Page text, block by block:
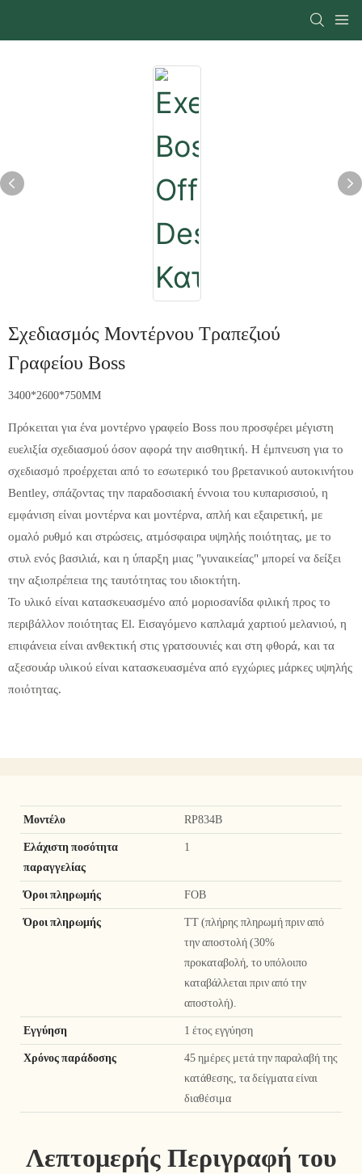
Σχεδιασμός Μοντέρνου Τραπεζιού
Γραφείου Boss
3400*2600*750MM
Πρόκειται για ένα μοντέρνο γραφείο Boss που προσφέρει μέγιστη
ευελιξία σχεδιασμού όσον αφορά την αισθητική. Η έμπνευση για το
σχεδιασμό προέρχεται από το εσωτερικό του βρετανικού αυτοκινήτου
Bentley, σπάζοντας την παραδοσιακή έννοια του κυπαρισσιού, η
εμφάνιση είναι μοντέρνα και μοντέρνα, απλή και εξαιρετική, με
ομαλό ρυθμό και στρώσεις, ατμόσφαιρα υψηλής ποιότητας, με το
στυλ ενός βασιλιά, και η ύπαρξη μιας "γυναικείας" μπορεί να δείξει
την αξιοπρέπεια της ταυτότητας του ιδιοκτήτη.
Το υλικό είναι κατασκευασμένο από μοριοσανίδα φιλική προς το
περιβάλλον ποιότητας El. Εισαγόμενο καπλαμά χαρτιού μελανιού, η
επιφάνεια είναι ανθεκτική στις γρατσουνιές και στη φθορά, και τα
αξεσουάρ υλικού είναι κατασκευασμένα από εγχώριες μάρκες υψηλής
ποιότητας.
Μοντέλο RP834B
Ελάχιστη ποσότητα
παραγγελίας
1
Όροι πληρωμής FOB
Όροι πληρωμής
TT (πλήρης πληρωμή πριν από
την αποστολή (30%
προκαταβολή, το υπόλοιπο
καταβάλλεται πριν από την
αποστολή).
Εγγύηση 1 έτος εγγύηση
Χρόνος παράδοσης
45 ημέρες μετά την παραλαβή της
κατάθεσης, τα δείγματα είναι
διαθέσιμα
Λεπτομερής Περιγραφή του